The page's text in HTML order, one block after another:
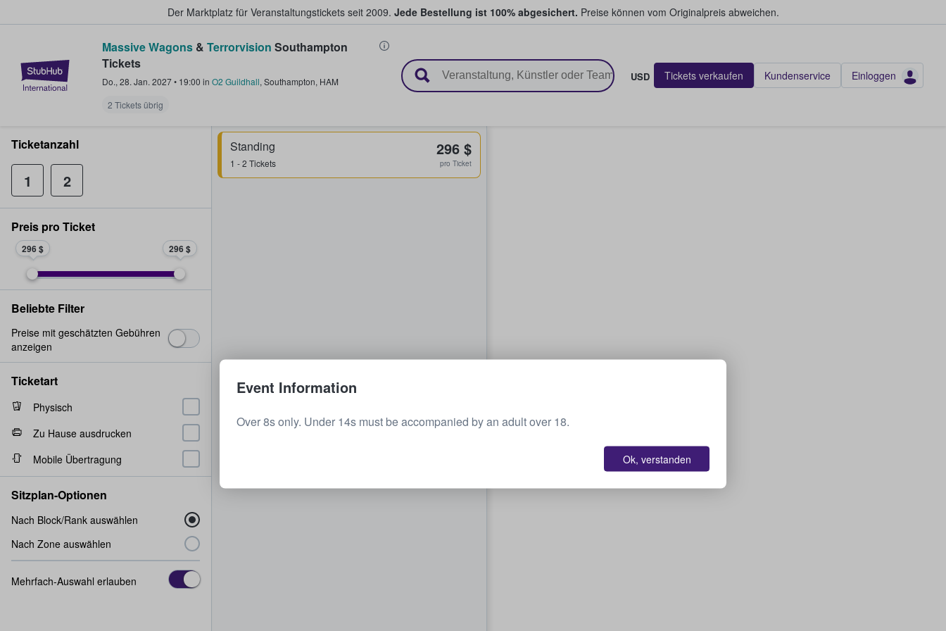
Der Marktplatz für Veranstaltungstickets seit 2009. Jede Bestellung ist 100% abgesichert. Preise können vom Originalpreis abweichen.
StubHub - Wo Fans Tickets kaufen & verkaufen
Massive Wagons& Terrorvision Southampton
Tickets
Do., 28. Jan. 2027• 19:00 in O2 Guildhall, Southampton, HAM
2 Tickets übrig
USD Tickets verkaufen Kundenservice Einloggen
Standing
1 - 2 Tickets
296 $
pro Ticket
Ticketanzahl
1 2
Preis pro Ticket
296 $ 296 $
Beliebte Filter
Preise mit geschätzten Gebühren
anzeigen
Ticketart
Physisch
Zu Hause ausdrucken
Mobile Übertragung
Sitzplan-Optionen
Nach Block/Rank auswählen
Nach Zone auswählen
Mehrfach-Auswahl erlauben
Event Information
Over 8s only. Under 14s must be accompanied by an adult over 18.
Ok, verstanden